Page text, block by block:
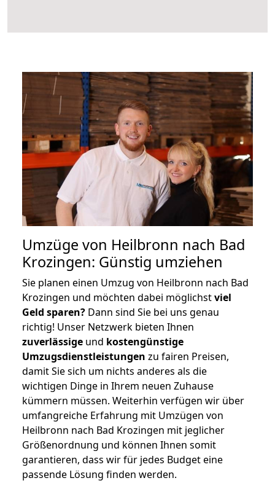
Umzüge von Heilbronn nach Bad
Krozingen: Günstig umziehen
Sie planen einen Umzug von Heilbronn nach Bad
Krozingen und möchten dabei möglichstviel
Geld sparen? Dann sind Sie bei uns genau
richtig! Unser Netzwerk bieten Ihnen
zuverlässige und kostengünstige
Umzugsdienstleistungen zu fairen Preisen,
damit Sie sich um nichts anderes als die
wichtigen Dinge in Ihrem neuen Zuhause
kümmern müssen. Weiterhin verfügen wir über
umfangreiche Erfahrung mit Umzügen von
Heilbronn nach Bad Krozingen mit jeglicher
Größenordnung und können Ihnen somit
garantieren, dass wir für jedes Budget eine
passende Lösung finden werden.